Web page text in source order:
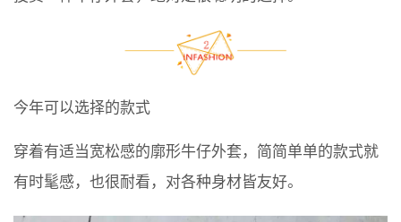
今年可以选择的款式
穿着有适当宽松感的廓形牛仔外套，简简单单的款式就
有时髦感，也很耐看，对各种身材皆友好。